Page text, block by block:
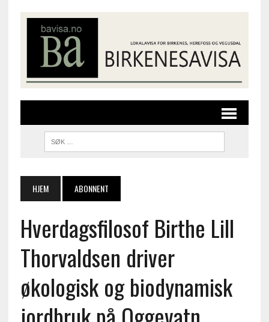
HJEM ABONNENT
Hverdagsfilosof Birthe Lill
Thorvaldsen driver
økologisk og biodynamisk